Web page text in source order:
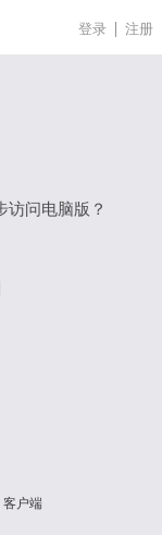
登录 注册
访问电脑版？
客户端